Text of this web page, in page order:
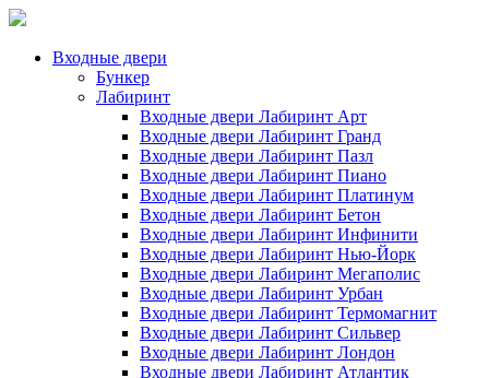
Входные двери
Бункер
Лабиринт
Входные двери Лабиринт Арт
Входные двери Лабиринт Гранд
Входные двери Лабиринт Пазл
Входные двери Лабиринт Пиано
Входные двери Лабиринт Платинум
Входные двери Лабиринт Бетон
Входные двери Лабиринт Инфинити
Входные двери Лабиринт Нью-Йорк
Входные двери Лабиринт Мегаполис
Входные двери Лабиринт Урбан
Входные двери Лабиринт Термомагнит
Входные двери Лабиринт Сильвер
Входные двери Лабиринт Лондон
Входные двери Лабиринт Атлантик